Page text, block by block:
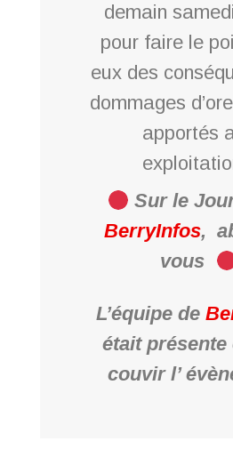
demain
pour faire le
eux des
dommages
apportés
Sur le
BerryInfos,
vous
L’équipe de
était présente
couvir l’